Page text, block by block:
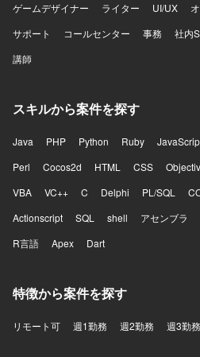
ー選定後に確定していく計画です
ゲームデザイナー
ライター UI/UX
サポート
コールセンター 事務 社内
講師
スキルから案件を探す
Java PHP Python Ruby
Perl
Cocos2d HTML CSS
VBA
VC++ C Delphi PL/SQL
Actionscript
SQL shell アセンブラ
R言語
Apex Dart
特徴から案件を探す
リモート可 週1勤務 週2勤務 週3勤務